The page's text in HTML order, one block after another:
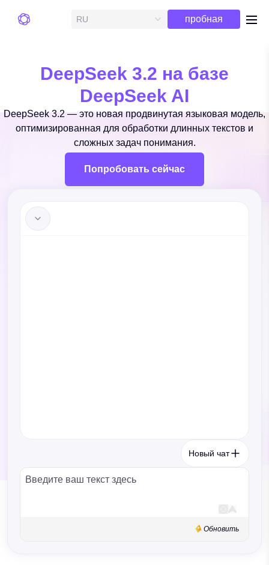
RU
пробная
DeepSeek 3.2 на базе
DeepSeek AI
DeepSeek 3.2 — это новая продвинутая языковая модель,
оптимизированная для обработки длинных текстов и
сложных задач понимания.
Попробовать сейчас
Новый чат
Обновить